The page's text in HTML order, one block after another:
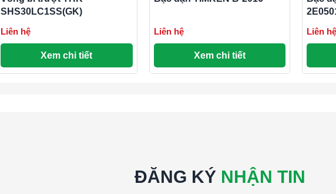
SHS30LC1SS(GK)
Liên hệ
Xem chi tiết
Liên hệ
Xem chi tiết
Liên hệ
ĐĂNG KÝ NHẬN TIN